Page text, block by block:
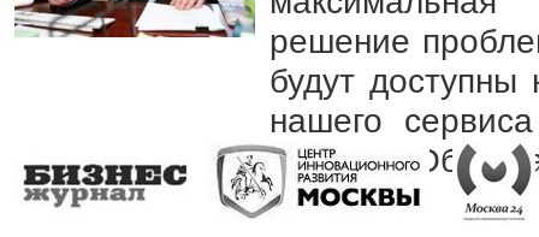
решение
будут
нашего
клиенте.